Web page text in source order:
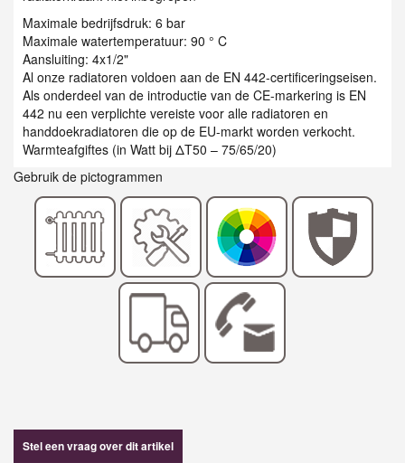
Maximale bedrijfsdruk: 6 bar
Maximale watertemperatuur: 90 ° C
Aansluiting: 4x1/2"
Al onze radiatoren voldoen aan de EN 442-certificeringseisen.
Als onderdeel van de introductie van de CE-markering is EN
442 nu een verplichte vereiste voor alle radiatoren en
handdoekradiatoren die op de EU-markt worden verkocht.
Warmteafgiftes (in Watt bij ΔT50 – 75/65/20)
Gebruik de pictogrammen
Stel een vraag over dit artikel